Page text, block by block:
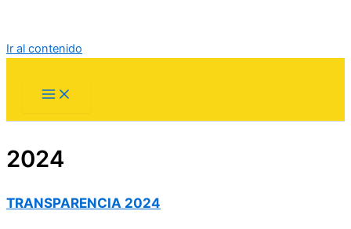
Ir al contenido
2024
TRANSPARENCIA 2024